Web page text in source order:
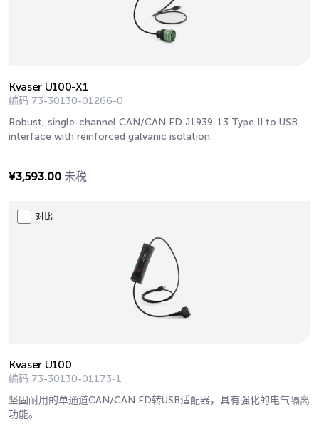
Kvaser U100-X1
编码 73-30130-01266-0
Robust, single-channel CAN/CAN FD J1939-13 Type II to USB
interface with reinforced galvanic isolation.
¥3,593.00 未税
对比
Kvaser U100
编码 73-30130-01173-1
坚固耐用的单通道CAN/CAN FD转USB适配器，具有强化的电气隔离
功能。